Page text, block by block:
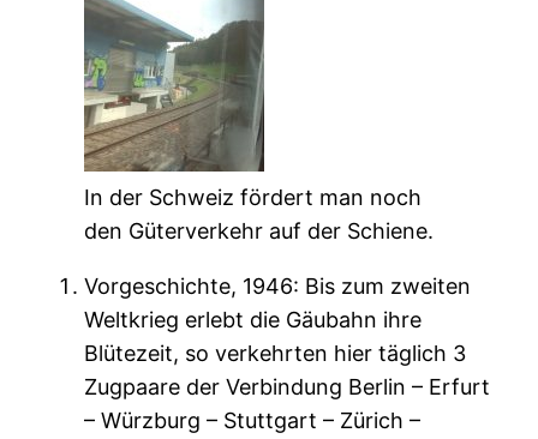
In der Schweiz fördert man noch
den Güterverkehr auf der Schiene.
Vorgeschichte, 1946: Bis zum zweiten
Weltkrieg erlebt die Gäubahn ihre
Blütezeit, so verkehrten hier täglich 3
Zugpaare der Verbindung Berlin – Erfurt
– Würzburg – Stuttgart – Zürich –